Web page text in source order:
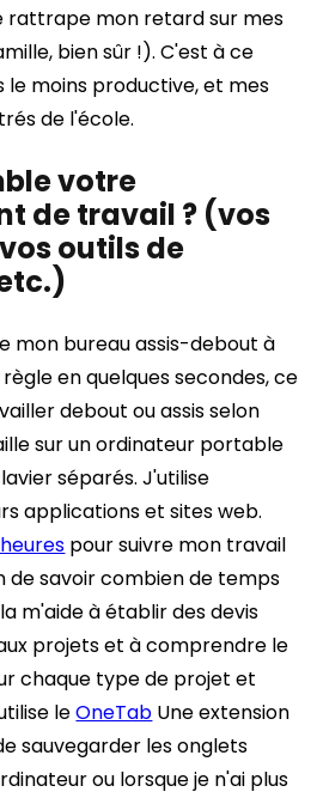
rattrape mon retard sur mes
bien sûr !). C'est à ce
le moins productive, et mes
de l'école.
votre
de travail ? (vos
outils de
mon bureau assis-debout à
en quelques secondes, ce
debout ou assis selon
sur un ordinateur portable
séparés. J'utilise
applications et sites web.
pour suivre mon travail
de savoir combien de temps
m'aide à établir des devis
projets et à comprendre le
chaque type de projet et
leOneTab Une extension
sauvegarder les onglets
ou lorsque je n'ai plus